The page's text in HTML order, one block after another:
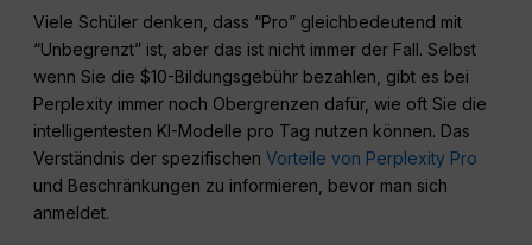
Viele Schüler denken, dass “Pro” gleichbedeutend mit
“Unbegrenzt” ist, aber das ist nicht immer der Fall. Selbst
wenn Sie die $10-Bildungsgebühr bezahlen, gibt es bei
Perplexity immer noch Obergrenzen dafür, wie oft Sie die
intelligentesten KI-Modelle pro Tag nutzen können. Das
Verständnis der spezifischenVorteile von Perplexity Pro
und Beschränkungen zu informieren, bevor man sich
anmeldet.